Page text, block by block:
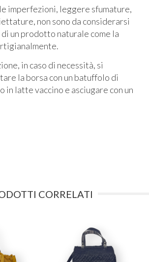
imperfezioni, leggere sfumature,
non sono da considerarsi
un prodotto naturale come la
in caso di necessità, si
la borsa con un batuffolo di
in latte vaccino e asciugare con un
CORRELATI